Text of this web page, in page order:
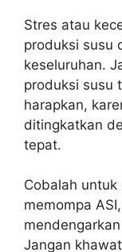
Stres atau
produksi susu
keseluruhan.
produksi susu
harapkan,
ditingkatkan
tepat.
Cobalah
memompa
Jangan